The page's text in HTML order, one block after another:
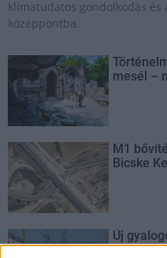
klímatudatos gondolkodás
középpontba.
mesél –
M1
Bicske
Új